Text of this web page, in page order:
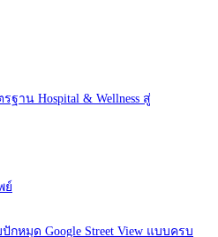
ฐาน Hospital & Wellness สู่
ย์
กหมุด Google Street View แบบครบ